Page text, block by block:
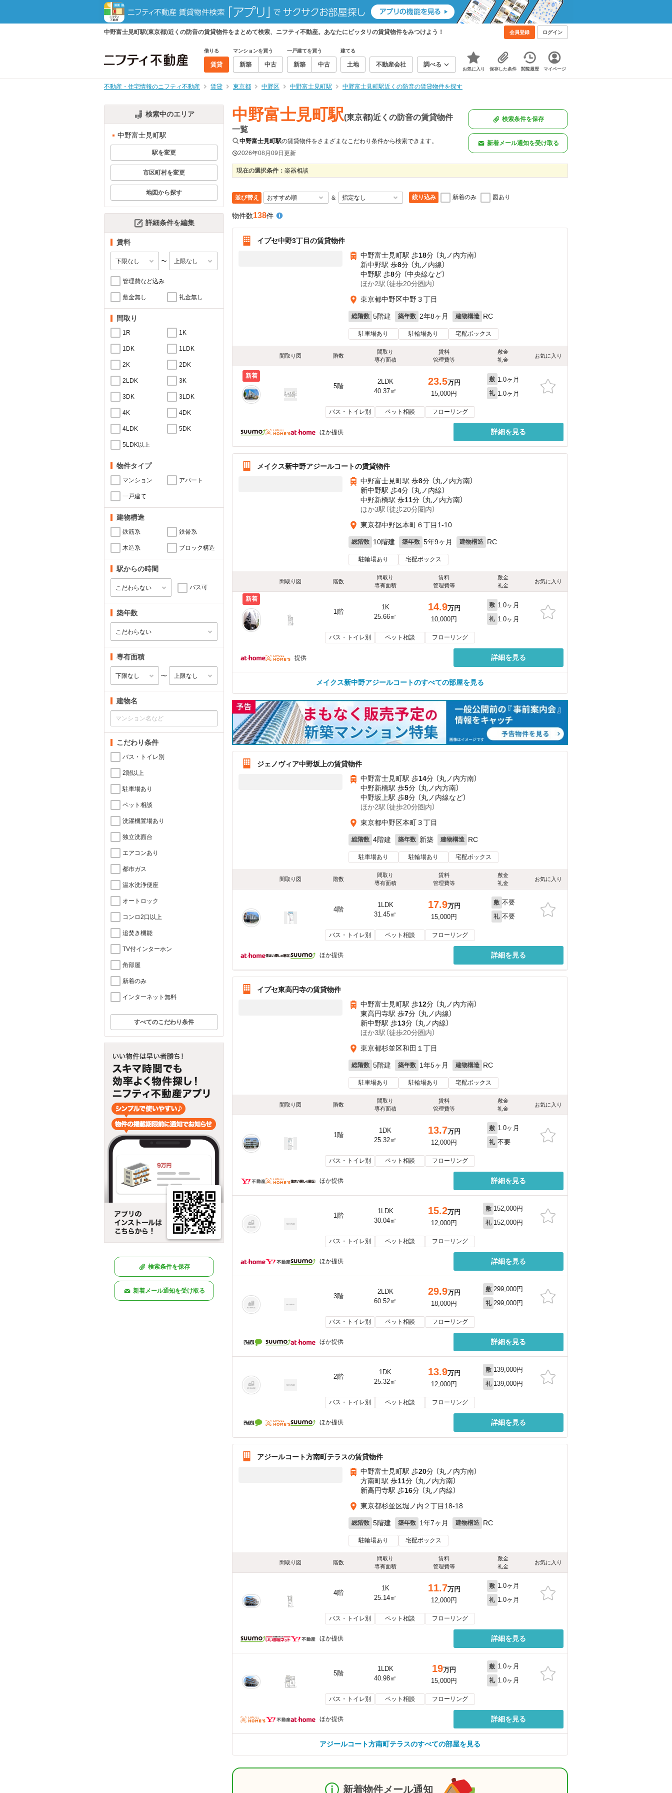
中野富士見町駅(東京都)近くの防音の賃貸物件をまとめて検索、ニフティ不動産。あなたにピッタリの賃貸物件をみつけよう！ 会員登録 ログイン
借りる
賃貸
マンションを買う
新築 中古
一戸建てを買う
新築 中古
建てる
土地 不動産会社 調べる
お気に入り 保存した条件 閲覧履歴 マイページ
不動産・住宅情報のニフティ不動産 賃貸 東京都 中野区 中野富士見町駅 中野富士見町駅近くの防音の賃貸物件を探す
検索中のエリア
中野富士見町駅
駅を変更
市区町村を変更
地図から探す
詳細条件を編集
賃料
〜
管理費など込み
敷金無し 礼金無し
間取り
1R 1K
1DK 1LDK
2K 2DK
2LDK 3K
3DK 3LDK
4K 4DK
4LDK 5DK
5LDK以上
物件タイプ
マンション アパート
一戸建て
建物構造
鉄筋系 鉄骨系
木造系 ブロック構造
駅からの時間
バス可
築年数
専有面積
〜
建物名
こだわり条件
バス・トイレ別
2階以上
駐車場あり
ペット相談
洗濯機置場あり
独立洗面台
エアコンあり
都市ガス
温水洗浄便座
オートロック
コンロ2口以上
追焚き機能
TV付インターホン
角部屋
新着のみ
インターネット無料
すべてのこだわり条件
検索条件を保存
新着メール通知を受け取る
中野富士見町駅(東京都)近くの防音の賃貸物件
一覧
中野富士見町駅の賃貸物件をさまざまなこだわり条件から検索できます。
2026年08月09日更新
検索条件を保存
新着メール通知を受け取る
現在の選択条件： 楽器相談
並び替え ＆ 絞り込み 新着のみ 図あり
物件数138件
イプセ中野3丁目の賃貸物件
中野富士見町駅 歩18分 （丸ノ内方南）
新中野駅 歩8分 （丸ノ内線）
中野駅 歩8分 （中央線など）
ほか2駅（徒歩20分圏内）
東京都中野区中野３丁目
総階数 5階建 築年数 2年8ヶ月 建物構造 RC
駐車場あり 駐輪場あり 宅配ボックス
間取り図 階数
間取り
専有面積
賃料
管理費等
敷金
礼金
お気に入り
新着
5階
2LDK
40.37㎡
23.5万円
15,000円
敷 1.0ヶ月
礼 1.0ヶ月
バス・トイレ別 ペット相談 フローリング
ほか提供 詳細を見る
メイクス新中野アジールコートの賃貸物件
中野富士見町駅 歩8分 （丸ノ内方南）
新中野駅 歩4分 （丸ノ内線）
中野新橋駅 歩11分 （丸ノ内方南）
ほか3駅（徒歩20分圏内）
東京都中野区本町６丁目1-10
総階数 10階建 築年数 5年9ヶ月 建物構造 RC
駐輪場あり 宅配ボックス
間取り図 階数
間取り
専有面積
賃料
管理費等
敷金
礼金
お気に入り
新着
1階
1K
25.66㎡
14.9万円
10,000円
敷 1.0ヶ月
礼 1.0ヶ月
バス・トイレ別 ペット相談 フローリング
提供 詳細を見る
メイクス新中野アジールコートのすべての部屋を見る
ジェノヴィア中野坂上の賃貸物件
中野富士見町駅 歩14分 （丸ノ内方南）
中野新橋駅 歩5分 （丸ノ内方南）
中野坂上駅 歩8分 （丸ノ内線など）
ほか2駅（徒歩20分圏内）
東京都中野区本町３丁目
総階数 4階建 築年数 新築 建物構造 RC
駐車場あり 駐輪場あり 宅配ボックス
間取り図 階数
間取り
専有面積
賃料
管理費等
敷金
礼金
お気に入り
4階
1LDK
31.45㎡
17.9万円
15,000円
敷 不要
礼 不要
バス・トイレ別 ペット相談 フローリング
ほか提供 詳細を見る
イプセ東高円寺の賃貸物件
中野富士見町駅 歩12分 （丸ノ内方南）
東高円寺駅 歩7分 （丸ノ内線）
新中野駅 歩13分 （丸ノ内線）
ほか3駅（徒歩20分圏内）
東京都杉並区和田１丁目
総階数 5階建 築年数 1年5ヶ月 建物構造 RC
駐車場あり 駐輪場あり 宅配ボックス
間取り図 階数
間取り
専有面積
賃料
管理費等
敷金
礼金
お気に入り
1階
1DK
25.32㎡
13.7万円
12,000円
敷 1.0ヶ月
礼 不要
バス・トイレ別 ペット相談 フローリング
ほか提供 詳細を見る
1階
1LDK
30.04㎡
15.2万円
12,000円
敷 152,000円
礼 152,000円
バス・トイレ別 ペット相談 フローリング
ほか提供 詳細を見る
3階
2LDK
60.52㎡
29.9万円
18,000円
敷 299,000円
礼 299,000円
バス・トイレ別 ペット相談 フローリング
ほか提供 詳細を見る
2階
1DK
25.32㎡
13.9万円
12,000円
敷 139,000円
礼 139,000円
バス・トイレ別 ペット相談 フローリング
ほか提供 詳細を見る
アジールコート方南町テラスの賃貸物件
中野富士見町駅 歩20分 （丸ノ内方南）
方南町駅 歩11分 （丸ノ内方南）
新高円寺駅 歩16分 （丸ノ内線）
東京都杉並区堀ノ内２丁目18-18
総階数 5階建 築年数 1年7ヶ月 建物構造 RC
駐輪場あり 宅配ボックス
間取り図 階数
間取り
専有面積
賃料
管理費等
敷金
礼金
お気に入り
4階
1K
25.14㎡
11.7万円
12,000円
敷 1.0ヶ月
礼 1.0ヶ月
バス・トイレ別 ペット相談 フローリング
ほか提供 詳細を見る
5階
1LDK
40.98㎡
19万円
15,000円
敷 1.0ヶ月
礼 1.0ヶ月
バス・トイレ別 ペット相談 フローリング
ほか提供 詳細を見る
アジールコート方南町テラスのすべての部屋を見る
新着物件メール通知